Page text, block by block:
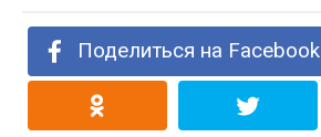
Поделиться на Facebook